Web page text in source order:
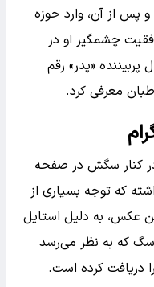
پس از آن، وارد حوزه
چشمگیر او در
پربیننده «پدر» رقم
معرفی کرد.
در کنار سگش در صفحه
که توجه بسیاری از
عکس، به دلیل استایل
که به نظر می‌رسد
دریافت کرده است.